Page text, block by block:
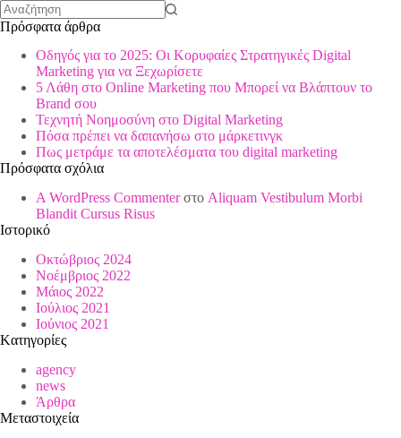
No
Πρόσφατα άρθρα
Οδηγός για το 2025: Οι Κορυφαίες Στρατηγικές Digital
Marketing για να Ξεχωρίσετε
5 Λάθη στο Online Marketing που Μπορεί να Βλάπτουν το
Brand σου
Τεχνητή Νοημοσύνη στο Digital Marketing
Πόσα πρέπει να δαπανήσω στο μάρκετινγκ
Πως μετράμε τα αποτελέσματα του digital marketing
Πρόσφατα σχόλια
A WordPress Commenterστο Aliquam Vestibulum Morbi
Blandit Cursus Risus
Ιστορικό
Οκτώβριος 2024
Νοέμβριος 2022
Μάιος 2022
Ιούλιος 2021
Ιούνιος 2021
Kατηγορίες
agency
news
Άρθρα
Μεταστοιχεία